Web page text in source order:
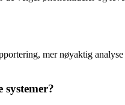
mer nøyaktig